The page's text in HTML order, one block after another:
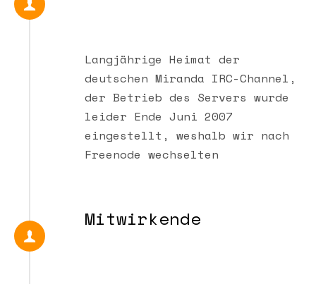
Langjährige Heimat der
deutschen Miranda IRC-Channel,
der Betrieb des Servers wurde
leider Ende Juni 2007
eingestellt, weshalb wir nach
Freenode wechselten
Mitwirkende